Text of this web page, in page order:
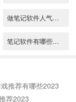
做笔记软件人气推荐
笔记软件有哪些好用
笔记软件哪个好
推荐有哪些2023
荐2023